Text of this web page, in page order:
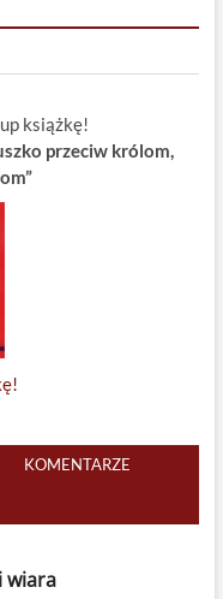
książkę!
przeciw królom,
KOMENTARZE
wiara